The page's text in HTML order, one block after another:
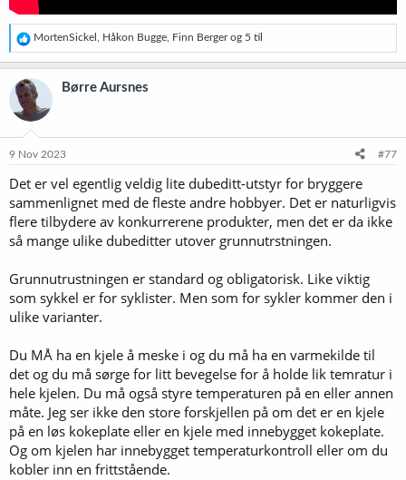
R
e
a
k
s
o
e
MortenSickel Håkon Bugge Finn Bergerog 5 til
Børre Aursnes
9 Nov 2023 #77
Det er vel egentlig veldig lite dubeditt-utstyr for bryggere
sammenlignet med de fleste andre hobbyer. Det er naturligvis
flere tilbydere av konkurrerene produkter, men det er da ikke
så mange ulike dubeditter utover grunnutrstningen.
Grunnutrustningen er standard og obligatorisk. Like viktig
som sykkel er for syklister. Men som for sykler kommer den i
ulike varianter.
Du MÅ ha en kjele å meske i og du må ha en varmekilde til
det og du må sørge for litt bevegelse for å holde lik temratur i
hele kjelen. Du må også styre temperaturen på en eller annen
måte. Jeg ser ikke den store forskjellen på om det er en kjele
på en løs kokeplate eller en kjele med innebygget kokeplate.
Og om kjelen har innebygget temperaturkontroll eller om du
kobler inn en frittstående.